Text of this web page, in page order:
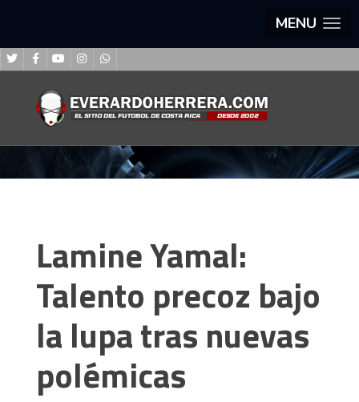
MENU
Lamine Yamal:
Talento precoz bajo
la lupa tras nuevas
polémicas